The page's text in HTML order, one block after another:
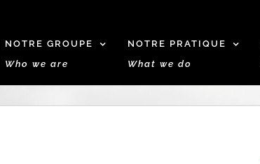
NOTRE GROUPE
Who we are
NOTRE PRATIQUE
What we do